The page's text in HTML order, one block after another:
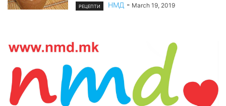
РЕЦЕПТИ НМД - March 19, 2019